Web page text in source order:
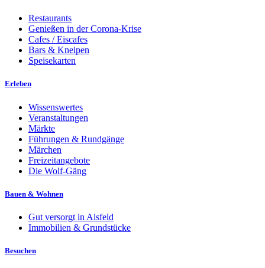
Restaurants
Genießen in der Corona-Krise
Cafes / Eiscafes
Bars & Kneipen
Speisekarten
Erleben
Wissenswertes
Veranstaltungen
Märkte
Führungen & Rundgänge
Märchen
Freizeitangebote
Die Wolf-Gäng
Bauen & Wohnen
Gut versorgt in Alsfeld
Immobilien & Grundstücke
Besuchen